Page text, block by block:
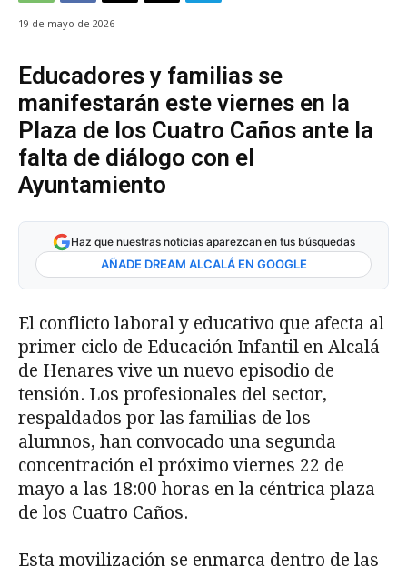
19 de mayo de 2026
Educadores y familias se
manifestarán este viernes en la
Plaza de los Cuatro Caños ante la
falta de diálogo con el
Ayuntamiento
Haz que nuestras noticias aparezcan en tus búsquedas
AÑADE DREAM ALCALÁ EN GOOGLE
El conflicto laboral y educativo que afecta al
primer ciclo de Educación Infantil en Alcalá
de Henares vive un nuevo episodio de
tensión. Los profesionales del sector,
respaldados por las familias de los
alumnos, han convocado una segunda
concentración el próximo viernes 22 de
mayo a las 18:00 horas en la céntrica plaza
de los Cuatro Caños.
Esta movilización se enmarca dentro de las